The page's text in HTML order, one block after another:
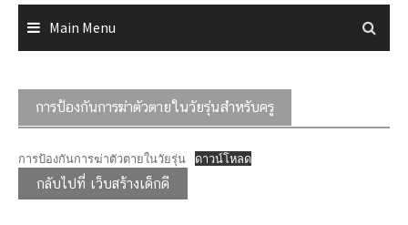
Main Menu
การป้องกันการฆ่าตัวตายในวัยรุ่นสำหรับครู
การป้องกันการฆ่าตัวตายในวัยรุ่น ดาวน์โหลด
กลับไปที่ เว็บสร้างเด็กดี